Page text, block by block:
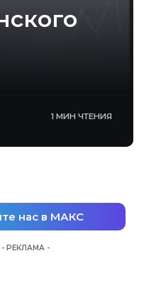
1 МИН ЧТЕНИЯ
нас в МАКС
- РЕКЛАМА -